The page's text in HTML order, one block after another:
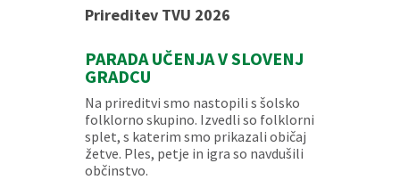
Prireditev TVU 2026
PARADA UČENJA V SLOVENJ
GRADCU
Na prireditvi smo nastopili s šolsko
folklorno skupino. Izvedli so folklorni
splet, s katerim smo prikazali običaj
žetve. Ples, petje in igra so navdušili
občinstvo.